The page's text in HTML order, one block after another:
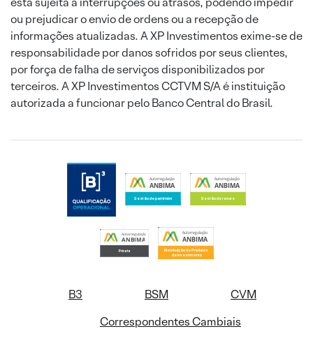
ou prejudicar o envio de ordens ou a recepção de
informações atualizadas. A XP Investimentos exime-se de
responsabilidade por danos sofridos por seus clientes,
por força de falha de serviços disponibilizados por
terceiros. A XP Investimentos CCTVM S/A é instituição
autorizada a funcionar pelo Banco Central do Brasil.
B3 BSM
CVM
Correspondentes Cambiais